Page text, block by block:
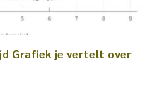
Grafiek je vertelt over